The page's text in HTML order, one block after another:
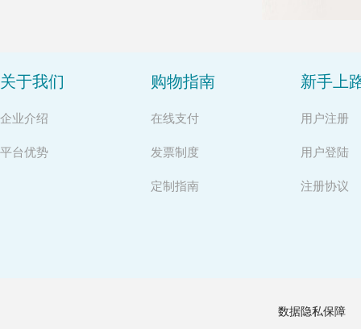
关于我们
企业介绍
平台优势
购物指南
在线支付
发票制度
定制指南
新手上
用户注册
用户登陆
注册协议
数据隐私保障